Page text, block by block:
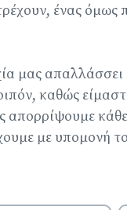
ένας όμως
μας
καθώς
με υπομονή